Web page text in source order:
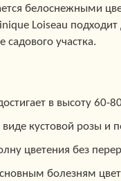
белоснежными
Loiseau
участка.
в высоту 60-
кустовой розы и
цветения без
болезням